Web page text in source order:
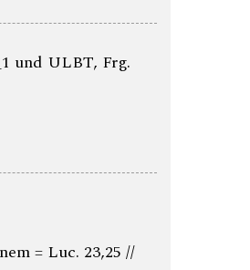
und ULBT, Frg.
= Luc. 23,25 //